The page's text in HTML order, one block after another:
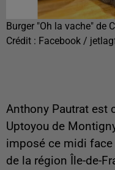
Burger "Oh la vache" de
Crédit : Facebook /
Anthony Pautrat est
Uptoyou de
imposé ce midi face
de la région Île-de-